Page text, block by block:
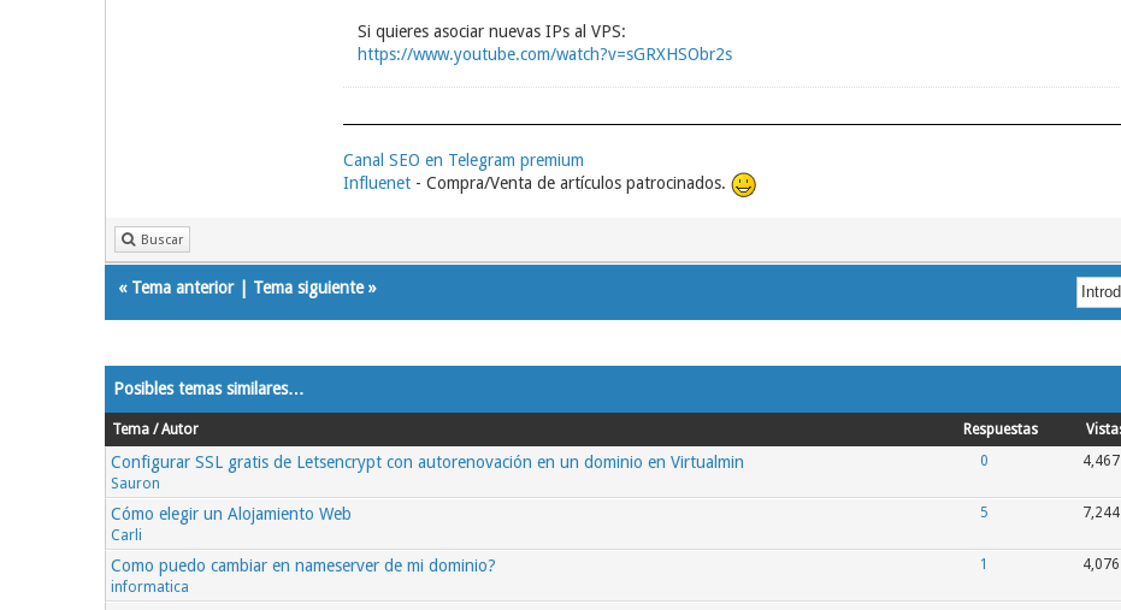
Si quieres asociar nuevas IPs al VPS:
https://www.youtube.com/watch?v=sGRXHSObr2s
Canal SEO en Telegram premium
Influenet- Compra/Venta de artículos patrocinados.
Buscar
« Tema anterior| Tema siguiente»
Posibles temas similares…
Tema / Autor Respuestas
Configurar SSL gratis de Letsencrypt con autorenovación en un dominio en Virtualmin
Sauron
0 4,467
Cómo elegir un Alojamiento Web
Carli
5 7,244
Como puedo cambiar en nameserver de mi dominio?
informatica
1 4,076